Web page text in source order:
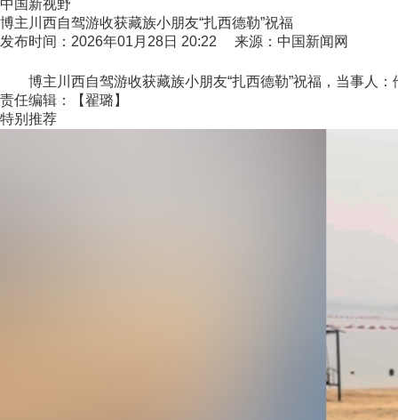
中国新视野
博主川西自驾游收获藏族小朋友“扎西德勒”祝福
发布时间：2026年01月28日 20:22 来源：中国新闻网
博主川西自驾游收获藏族小朋友“扎西德勒”祝福，当事人：
责任编辑：【翟璐】
特别推荐